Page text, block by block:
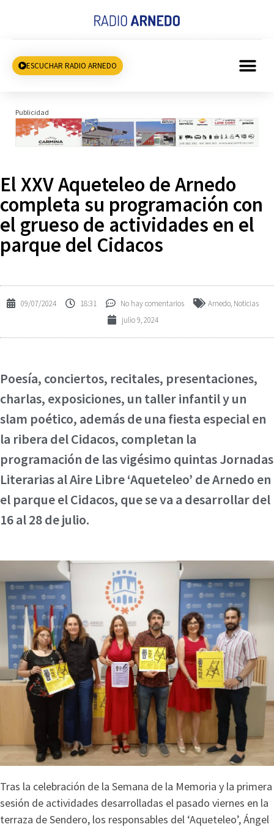
ESCUCHAR RADIO ARNEDO
Publicidad
El XXV Aqueteleo de Arnedo
completa su programación con
el grueso de actividades en el
parque del Cidacos
09/07/2024 18:31 No hay comentarios Arnedo, Noticias
julio 9, 2024
Poesía, conciertos, recitales, presentaciones,
charlas, exposiciones, un taller infantil y un
slam poético, además de una fiesta especial en
la ribera del Cidacos, completan la
programación de las vigésimo quintas Jornadas
Literarias al Aire Libre ‘Aqueteleo’ de Arnedo en
el parque el Cidacos, que se va a desarrollar del
16 al 28 de julio.
Tras la celebración de la Semana de la Memoria y la primera
sesión de actividades desarrolladas el pasado viernes en la
terraza de Sendero, los responsables del ‘Aqueteleo’, Ángel